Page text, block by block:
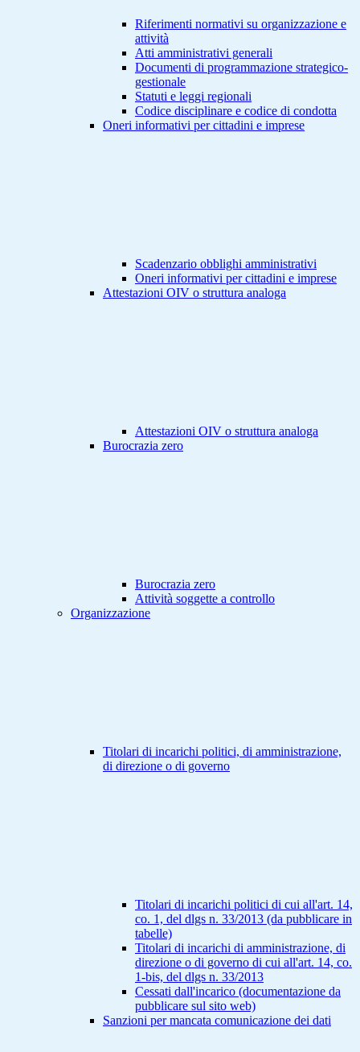
Riferimenti normativi su organizzazione e
attività
Atti amministrativi generali
Documenti di programmazione strategico-
gestionale
Statuti e leggi regionali
Codice disciplinare e codice di condotta
Oneri informativi per cittadini e imprese
Scadenzario obblighi amministrativi
Oneri informativi per cittadini e imprese
Attestazioni OIV o struttura analoga
Attestazioni OIV o struttura analoga
Burocrazia zero
Burocrazia zero
Attività soggette a controllo
Organizzazione
Titolari di incarichi politici, di amministrazione,
di direzione o di governo
Titolari di incarichi politici di cui all'art. 14,
co. 1, del dlgs n. 33/2013 (da pubblicare in
tabelle)
Titolari di incarichi di amministrazione, di
direzione o di governo di cui all'art. 14, co.
1-bis, del dlgs n. 33/2013
Cessati dall'incarico (documentazione da
pubblicare sul sito web)
Sanzioni per mancata comunicazione dei dati